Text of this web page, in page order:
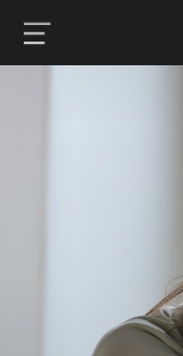
매거진 상세보기